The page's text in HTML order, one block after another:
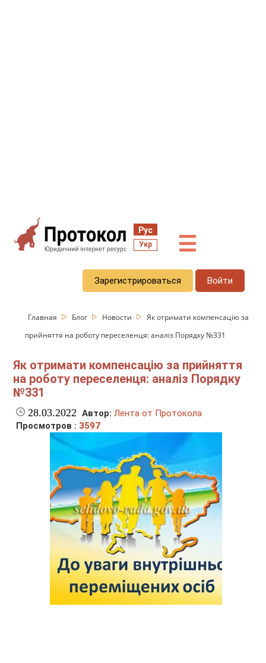
Рус
Укр ☰
Зарегистрироваться Войти
Главная Блог Новости
Як отримати компенсацію за
прийняття на роботу переселенця: аналіз Порядку №331
Як отримати компенсацію за прийняття
на роботу переселенця: аналіз Порядку
№331
28.03.2022 Автор: Лента от Протокола
Просмотров : 3597